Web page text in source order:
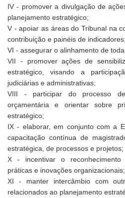
IV - promover a divulgação de
planejamento estratégico;
V - apoiar as áreas do Tribunal na
contribuição e painéis de indicadores;
VI - assegurar o alinhamento de
VII - promover ações de
estratégico, visando a
judiciárias e administrativas;
VIII - participar do processo
orçamentária e orientar sobre
estratégico;
IX - elaborar, em conjunto com a
capacitação contínua de
estratégica, de processos e projetos;
X - incentivar o reconhecimento
práticas e inovações organizacionais;
XI - manter intercâmbio com
relacionados ao planejamento